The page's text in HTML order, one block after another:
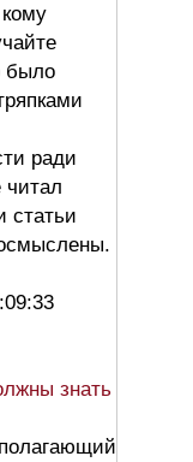
было
ради
читал
статьи
знать